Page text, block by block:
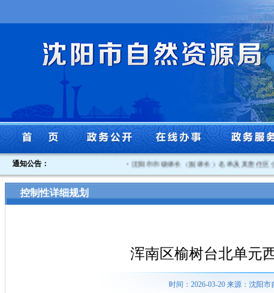
通知公告： 沈阳市市级林长（副林长）名单及其责任区公
控制性详细规划
浑南区榆树台北单元
时间：2026-03-20 来源：沈阳